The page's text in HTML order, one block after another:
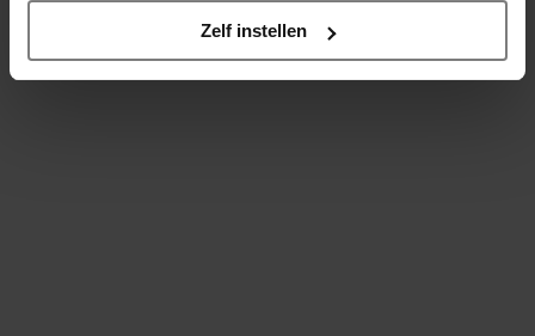
Zelf instellen